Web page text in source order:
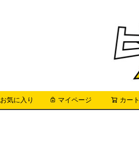
お気に入り マイページ カート